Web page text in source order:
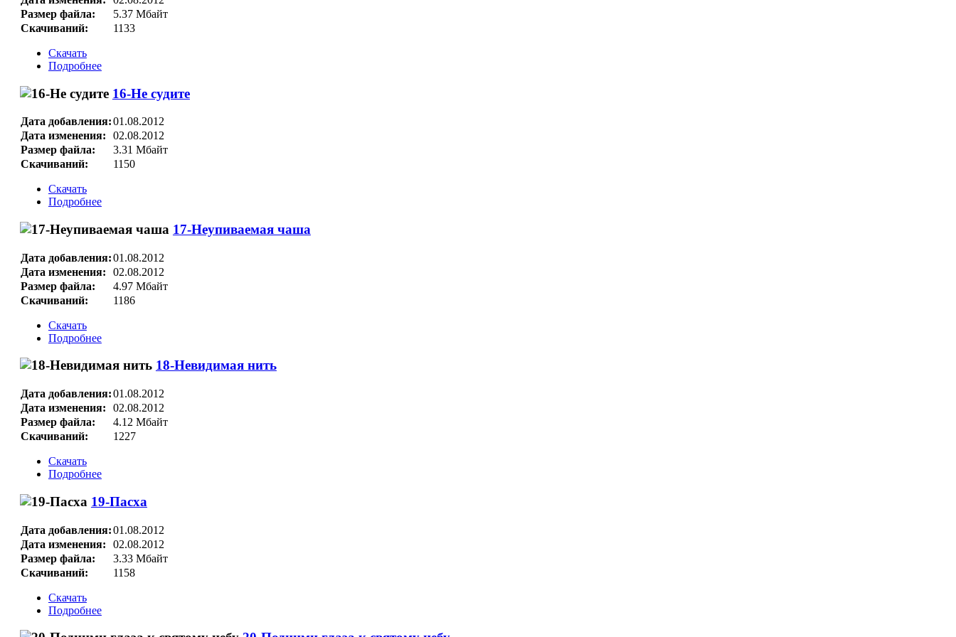
Размер файла:
5.37 Мбайт
Скачиваний:
1133
Скачать
Подробнее
16-Не судите
Дата добавления:01.08.2012
Дата изменения:
02.08.2012
Размер файла:
3.31 Мбайт
Скачиваний:
1150
Скачать
Подробнее
17-Неупиваемая чаша
Дата добавления:01.08.2012
Дата изменения:
02.08.2012
Размер файла:
4.97 Мбайт
Скачиваний:
1186
Скачать
Подробнее
18-Невидимая нить
Дата добавления:01.08.2012
Дата изменения:
02.08.2012
Размер файла:
4.12 Мбайт
Скачиваний:
1227
Скачать
Подробнее
19-Пасха
Дата добавления:01.08.2012
Дата изменения:
02.08.2012
Размер файла:
3.33 Мбайт
Скачиваний:
1158
Скачать
Подробнее